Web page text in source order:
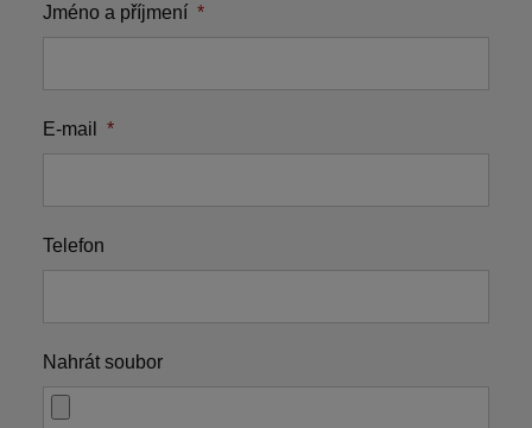
Jméno a příjmení *
E-mail *
Telefon
Nahrát soubor